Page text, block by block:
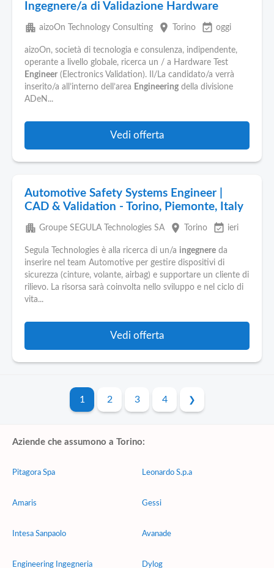
Ingegnere/a di Validazione Hardware
apartment aizoOn Technology Consulting place Torino event_available oggi
aizoOn, società di tecnologia e consulenza, indipendente,
operante a livello globale, ricerca un / a Hardware Test
Engineer (Electronics Validation). Il/La candidato/a verrà
inserito/a all’interno dell’area Engineering della divisione
ADeN...
Vedi offerta
Automotive Safety Systems Engineer |
CAD & Validation - Torino, Piemonte, Italy
apartment Groupe SEGULA Technologies SA place Torino event_available ieri
Segula Technologies è alla ricerca di un/a ingegnere da
inserire nel team Automotive per gestire dispositivi di
sicurezza (cinture, volante, airbag) e supportare un cliente di
rilievo. La risorsa sarà coinvolta nello sviluppo e nel ciclo di
vita...
Vedi offerta
1 2 3 4
Aziende che assumono a Torino:
Pitagora Spa
Amaris
Intesa Sanpaolo
Engineering Ingegneria
Leonardo S.p.a
Gessi
Avanade
Dylog